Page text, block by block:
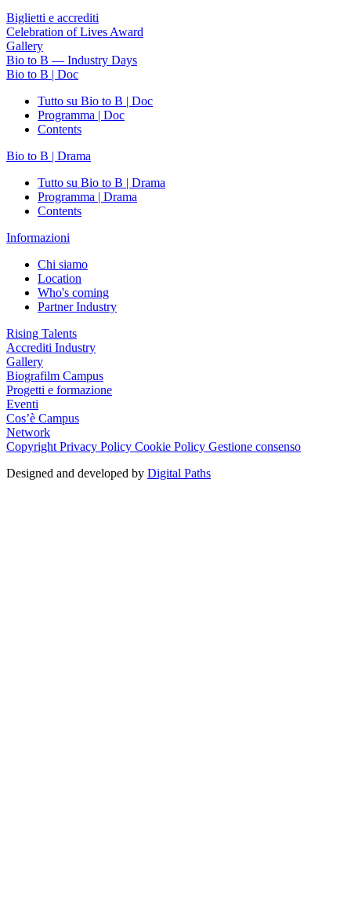
Biglietti e accrediti
Celebration of Lives Award
Gallery
Bio to B — Industry Days
Bio to B | Doc
Tutto su Bio to B | Doc
Programma | Doc
Contents
Bio to B | Drama
Tutto su Bio to B | Drama
Programma | Drama
Contents
Informazioni
Chi siamo
Location
Who's coming
Partner Industry
Rising Talents
Accrediti Industry
Gallery
Biografilm Campus
Progetti e formazione
Eventi
Cos’è Campus
Network
Copyright Privacy Policy Cookie Policy Gestione consenso
Designed and developed by Digital Paths